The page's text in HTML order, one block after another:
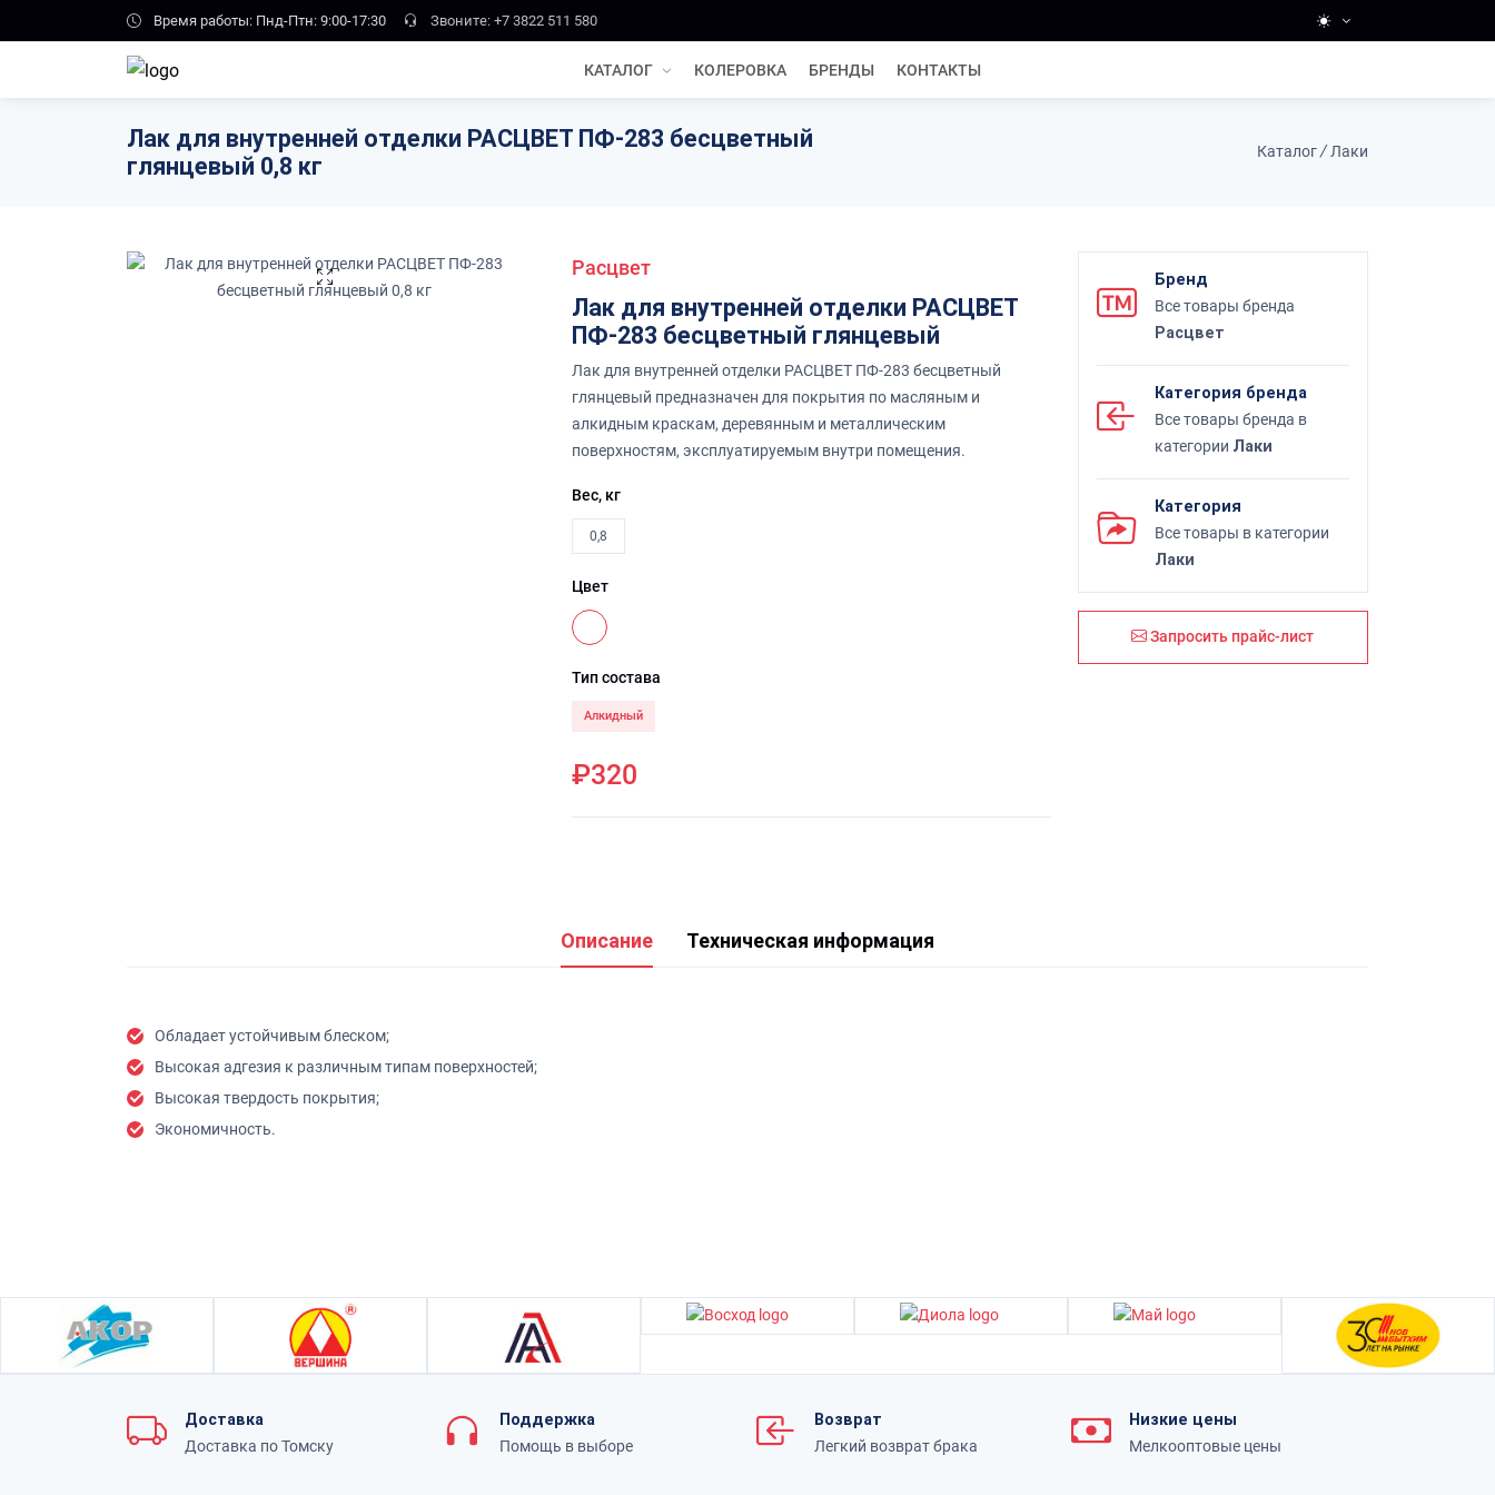
Skip to main content Время работы: Пнд-Птн: 9:00-17:30 Звоните: +7 3822 511 580
КАТАЛОГ КОЛЕРОВКА БРЕНДЫ КОНТАКТЫ
Лак для внутренней отделки РАСЦВЕТ ПФ-283 бесцветный
глянцевый 0,8 кг
Каталог/Лаки
Расцвет
Лак для внутренней отделки РАСЦВЕТ
ПФ-283 бесцветный глянцевый
Лак для внутренней отделки РАСЦВЕТ ПФ-283 бесцветный
глянцевый предназначен для покрытия по масляным и
алкидным краскам, деревянным и металлическим
поверхностям, эксплуатируемым внутри помещения.
Вес, кг
0,8
Цвет
Тип состава
Алкидный
₽320
Бренд
Все товары бренда
Расцвет
Категория бренда
Все товары бренда в
категории Лаки
Категория
Все товары в категории
Лаки
Запросить прайс-лист
Описание Техническая информация
Обладает устойчивым блеском;
Высокая адгезия к различным типам поверхностей;
Высокая твердость покрытия;
Экономичность.
Доставка
Доставка по Томску
Поддержка
Помощь в выборе
Возврат
Легкий возврат брака
Низкие цены
Мелкооптовые цены